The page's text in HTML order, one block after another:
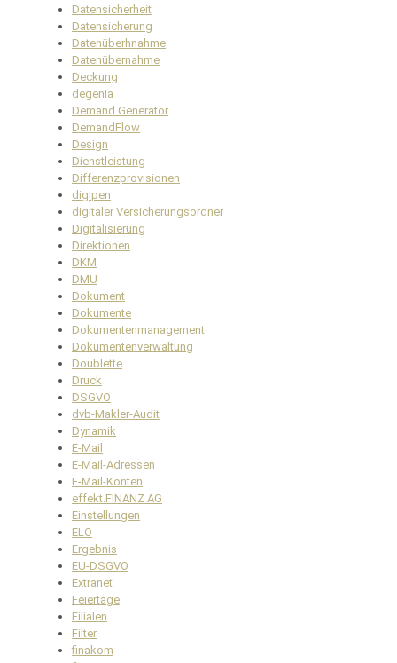
Datensicherheit
Datensicherung
Datenüberhnahme
Datenübernahme
Deckung
degenia
Demand Generator
DemandFlow
Design
Dienstleistung
Differenzprovisionen
digipen
digitaler Versicherungsordner
Digitalisierung
Direktionen
DKM
DMU
Dokument
Dokumente
Dokumentenmanagement
Dokumentenverwaltung
Doublette
Druck
DSGVO
dvb-Makler-Audit
Dynamik
E-Mail
E-Mail-Adressen
E-Mail-Konten
effekt.FINANZ AG
Einstellungen
ELO
Ergebnis
EU-DSGVO
Extranet
Feiertage
Filialen
Filter
finakom